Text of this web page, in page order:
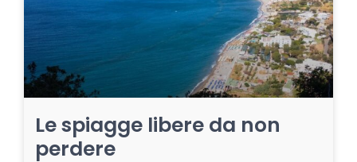
Le spiagge libere da non
perdere